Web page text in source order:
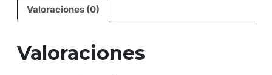
Valoraciones (0)
Valoraciones